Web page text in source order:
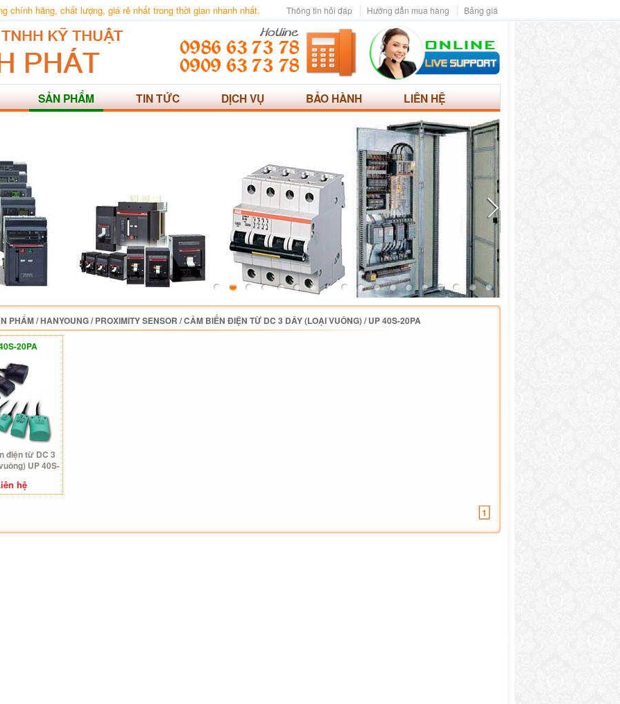
chính hãng, chất lượng, giá rẻ nhất trong thời gian nhanh nhất. Bảng giá
Hướng dẫn mua hàng
Thông tin hỏi đáp
SẢN PHẨM TIN TỨC DỊCH VỤ BẢO HÀNH LIÊN HỆ
PHẨM/HANYOUNG/PROXIMITY SENSOR /CẢM BIẾN ĐIỆN TỪ DC 3 DÂY (LOẠI VUÔNG)/UP 40S-20PA
20PA
điện từ DC 3
UP 40S-
hệ
1